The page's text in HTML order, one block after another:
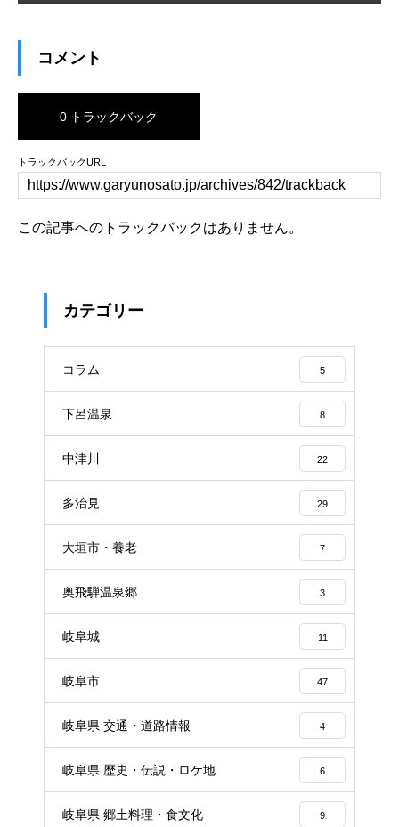
コメント
0 トラックバック
トラックバックURL
この記事へのトラックバックはありません。
カテゴリー
コラム 5
下呂温泉 8
中津川 22
多治見 29
大垣市・養老 7
奥飛騨温泉郷 3
岐阜城 11
岐阜市 47
岐阜県 交通・道路情報 4
岐阜県 歴史・伝説・ロケ地 6
岐阜県 郷土料理・食文化 9